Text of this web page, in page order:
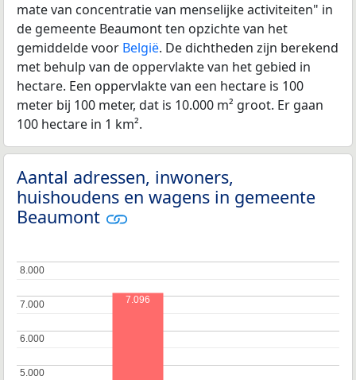
mate van concentratie van menselijke activiteiten" in
de gemeente Beaumont ten opzichte van het
gemiddelde voor België. De dichtheden zijn berekend
met behulp van de oppervlakte van het gebied in
hectare. Een oppervlakte van een hectare is 100
meter bij 100 meter, dat is 10.000 m² groot. Er gaan
100 hectare in 1 km².
Aantal adressen, inwoners,
huishoudens en wagens in gemeente
Beaumont
5.000
5.000
6.000
6.000
7.000
7.000
8.000
8.000
7.096